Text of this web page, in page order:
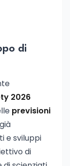
di
2026
previsioni
e sviluppi
di